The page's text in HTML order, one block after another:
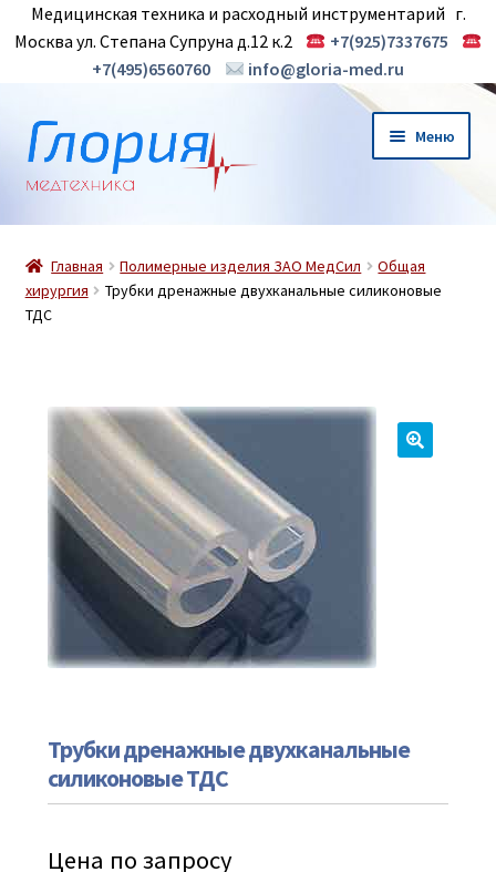
Медицинская техника и расходный инструментарий г.
Москва ул. Степана Супруна д.12 к.2
+7(925)7337675
+7(495)6560760
info@gloria-med.ru
Перейти
к
навигации
Перейти
к
содержимому
Меню
О нас
Новинки
Корзина
Главная Полимерные изделия ЗАО МедСил
Общая
хирургия
Трубки дренажные двухканальные силиконовые
ТДС
Трубки дренажные двухканальные
силиконовые ТДС
Цена по запросу